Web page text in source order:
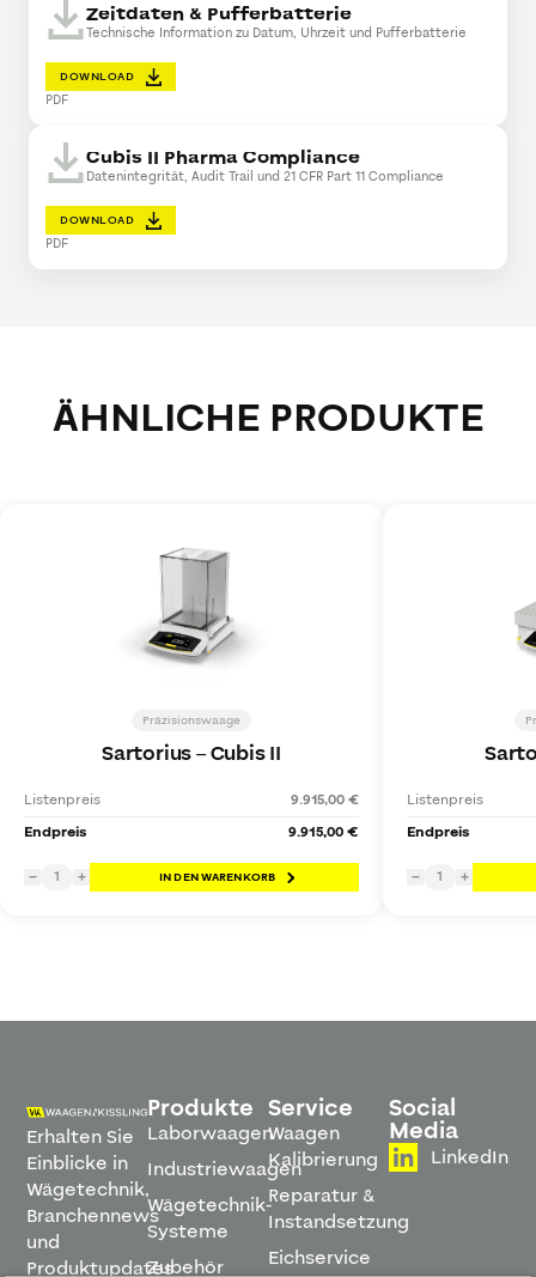
Zeitdaten & Pufferbatterie
Technische Information zu Datum, Uhrzeit und Pufferbatterie
DOWNLOAD
PDF
Cubis II Pharma Compliance
Datenintegrität, Audit Trail und 21 CFR Part 11 Compliance
DOWNLOAD
PDF
ÄHNLICHE PRODUKTE
Präzisionswaage
Sartorius–Cubis II
Listenpreis
9.915,00 €
Endpreis
9.915,00 €
− 1 + IN DEN WARENKORB
Listenpreis
Endpreis
− 1 +
Erhalten Sie
Einblicke in
Wägetechnik,
Branchennews
und
Produktupdates
Produkte
Laborwaagen
Industriewaagen
Wägetechnik-
Systeme
Zubehör
Service
Waagen
Kalibrierung
Reparatur &
Instandsetzung
Eichservice
Social
Media
LinkedIn